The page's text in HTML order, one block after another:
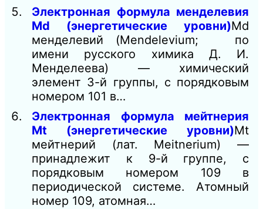
Электронная формула менделевия
Md (энергетические уровни)Md
менделевий (Mendelevium; по
имени русского химика Д. И.
Менделеева) — химический
элемент 3-й группы, с порядковым
номером 101 в…
Электронная формула мейтнерия
Mt (энергетические уровни)Mt
мейтнерий (лат. Meitnerium) —
принадлежит к 9-й группе, с
порядковым номером 109 в
периодической системе. Атомный
номер 109, атомная…